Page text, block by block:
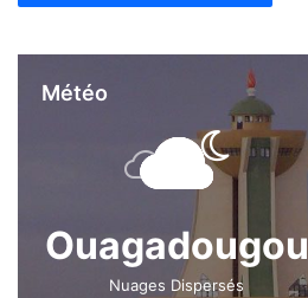
t
o
Météo
Ouagadougou
Nuages Dispersés